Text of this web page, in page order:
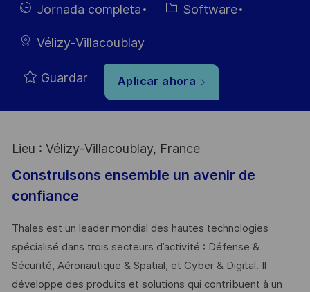
publicación
empleo
HiringJornada completa Categoría
Software
Vélizy-Villacoublay
Guardar Aplicar ahora
Lieu : Vélizy-Villacoublay, France
Construisons ensemble un avenir de
confiance
Thales est un leader mondial des hautes technologies
spécialisé dans trois secteurs d’activité : Défense &
Sécurité, Aéronautique & Spatial, et Cyber & Digital. Il
développe des produits et solutions qui contribuent à un